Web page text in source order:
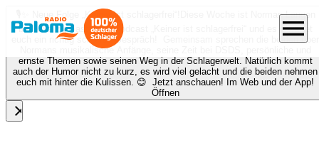
🎙️✨ Neue Folge „Keiner ist schlagerfrei“!
Diese Woche ist Norman Langen
bei Nora zu Gast beim Podcast „Keiner ist schlagerfrei“ und es erwartet
euch ein richtig schönes Gespräch! Gemeinsam sprechen die beiden über
Normans musikalische Anfänge, seine Zeit bei DSDS, persönliche und
ernste Themen sowie seinen Weg in der Schlagerwelt. Natürlich kommt
auch der Humor nicht zu kurz, es wird viel gelacht und die beiden nehmen
euch mit hinter die Kulissen. 😊 Jetzt anschauen! Im Web und der App!
Öffnen
close
menu